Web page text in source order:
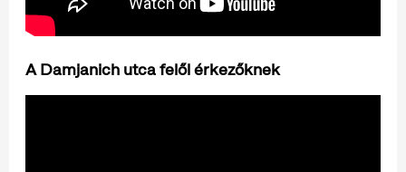
A Damjanich utca felől érkezőknek